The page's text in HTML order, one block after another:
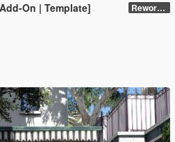
On | Template] Reworked 1.0